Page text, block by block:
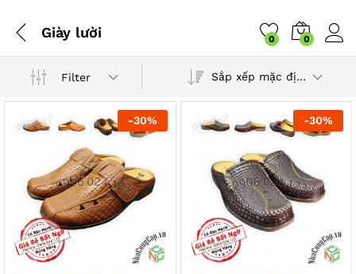
Giày lười 0 0
Filter Sắp xếp mặc định
-30% -30%